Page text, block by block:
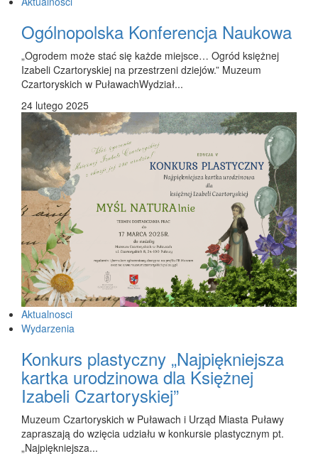
Ogólnopolska Konferencja Naukowa
„Ogrodem może stać się każde miejsce… Ogród księżnej
Izabeli Czartoryskiej na przestrzeni dziejów.” Muzeum
Czartoryskich w PuławachWydział...
24 lutego 2025
Aktualnosci
Wydarzenia
Konkurs plastyczny „Najpiękniejsza
kartka urodzinowa dla Księżnej
Izabeli Czartoryskiej”
Muzeum Czartoryskich w Puławach i Urząd Miasta Puławy
zapraszają do wzięcia udziału w konkursie plastycznym pt.
„Najpiękniejsza...